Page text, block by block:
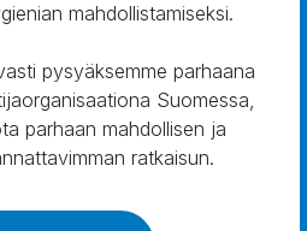
mahdollistamiseksi.
pysyäksemme parhaana
Suomessa,
parhaan mahdollisen ja
ratkaisun.